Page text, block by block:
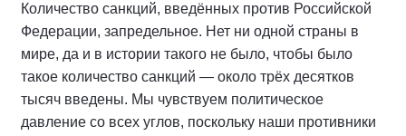
Количество санкций, введённых против Российской
Федерации, запредельное. Нет ни одной страны в
мире, да и в истории такого не было, чтобы было
такое количество санкций — около трёх десятков
тысяч введены. Мы чувствуем политическое
давление со всех углов, поскольку наши противники